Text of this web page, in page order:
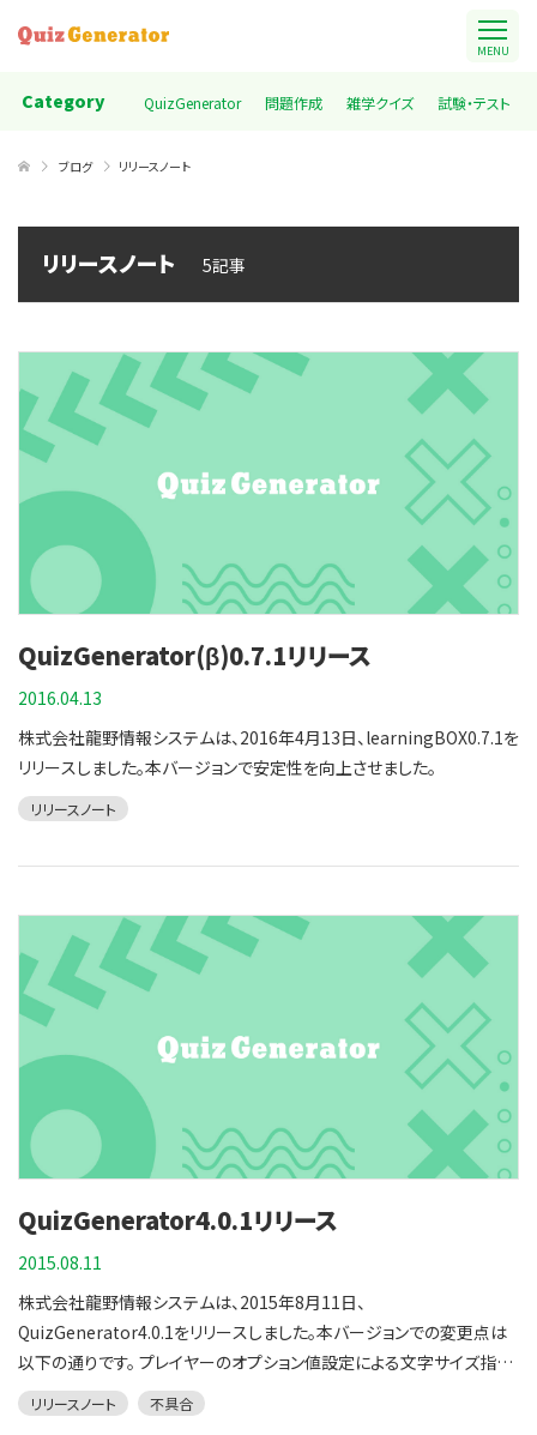
MENU
Category QuizGenerator 問題作成 雑学クイズ 試験・テスト
ブログ リリースノート
リリースノート 5記事
QuizGenerator(β)0.7.1リリース
2016.04.13
株式会社龍野情報システムは、2016年4月13日、learningBOX0.7.1を
リリースしました。本バージョンで安定性を向上させました。
リリースノート
QuizGenerator4.0.1リリース
2015.08.11
株式会社龍野情報システムは、2015年8月11日、
QuizGenerator4.0.1をリリースしました。本バージョンでの変更点は
以下の通りです。 プレイヤーのオプション値設定による文字サイズ指定
と多言語指定の不具合を解消 QuizGeneratorでは、クイズプレイヤー
の文字サイズ・言語を指定できますが、この機能が動作しないという不
リリースノート 不具合